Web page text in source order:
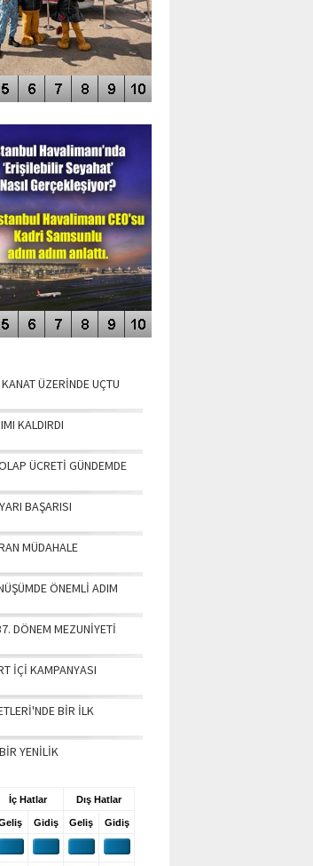
ÜZERİNDE UÇTU
KALDIRDI
ÜCRETİ GÜNDEMDE
BAŞARISI
MÜDAHALE
ÖNEMLİ ADIM
DÖNEM MEZUNİYETİ
İÇİ KAMPANYASI
BİR İLK
YENİLİK
İç Hatlar Dış Hatlar
Gidiş Geliş Gidiş